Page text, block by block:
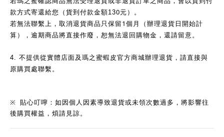
款方式寄還給您（貨到付款金額130元）。
若無法聯繫上，取消退貨商品只保留 1 個月（辦理退貨日開始計
算），逾期商品將直接作廢，恕無法退回購物金，還請留意。
4. 不提供從實體店面及瑪之蜜蝦皮官方商城辦理退貨，請直接與
原購買處聯繫。
※
貼心叮嚀：如因個人因素導致退貨或未領次數過多，將影響往
後購買權益，煩請見諒。